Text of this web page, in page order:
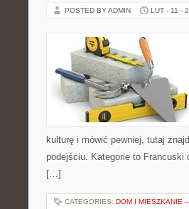
POSTED BY ADMIN LUT - 11 -
kulturę i mówić pewniej, tutaj
podejściu. Kategorie to
[…]
CATEGORIES: DOM I MIESZKANIE